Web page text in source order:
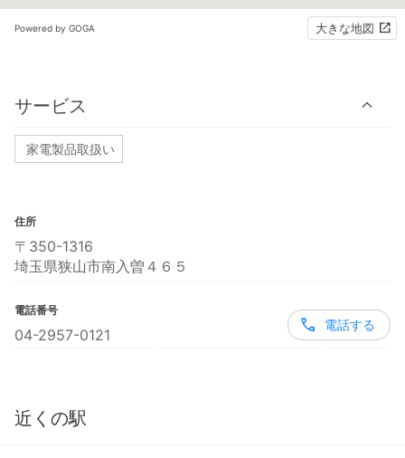
Powered by GOGA 大きな地図
サービス
家電製品取扱い
住所
〒350-1316
埼玉県狭山市南入曽４６５
電話番号
04-2957-0121
電話する
近くの駅